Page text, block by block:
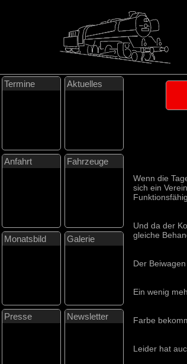
Termine Aktuelles
Anfahrt Fahrzeuge
Monatsbild Galerie
Presse Newsletter
Wenn die
sich ein
Und da der
gleiche
Der
Ein wenig
Farbe
Leider hat